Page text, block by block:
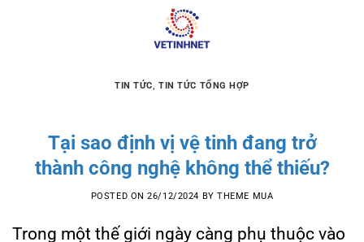
TIN TỨC,TIN TỨC TỔNG HỢP
Tại sao định vị vệ tinh đang trở
thành công nghệ không thể thiếu?
POSTED ON26/12/2024 BYTHEME MUA
Trong một thế giới ngày càng phụ thuộc vào